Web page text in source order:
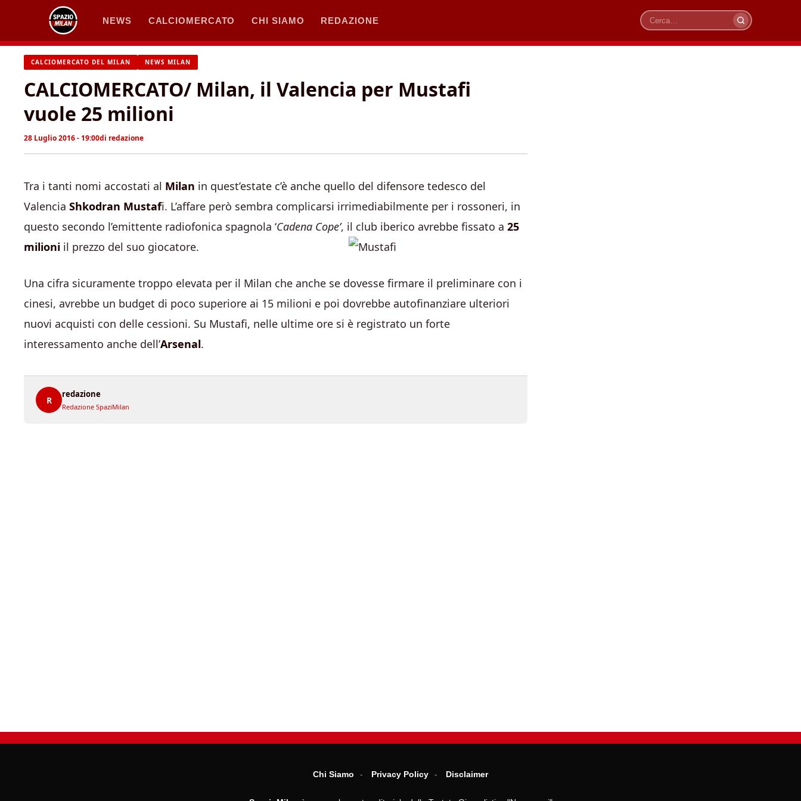
contenuto
NEWS CALCIOMERCATO CHI SIAMO REDAZIONE
Cerca
CALCIOMERCATO DEL MILAN NEWS MILAN
CALCIOMERCATO/ Milan, il Valencia per Mustafi
vuole 25 milioni
28 Luglio 2016 - 19:00di redazione
Tra i tanti nomi accostati al Milan in quest’estate c’è anche quello del difensore tedesco del
Valencia Shkodran Mustafi. L’affare però sembra complicarsi irrimediabilmente per i rossoneri, in
questo secondo l’emittente radiofonica spagnola ‘Cadena Cope’, il club iberico avrebbe fissato a 25
milioni il prezzo del suo giocatore.
Una cifra sicuramente troppo elevata per il Milan che anche se dovesse firmare il preliminare con i
cinesi, avrebbe un budget di poco superiore ai 15 milioni e poi dovrebbe autofinanziare ulteriori
nuovi acquisti con delle cessioni. Su Mustafi, nelle ultime ore si è registrato un forte
interessamento anche dell’Arsenal.
R
redazione
Redazione SpaziMilan
Chi Siamo Privacy Policy Disclaimer